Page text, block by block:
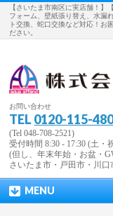
【さいたま市南区に実店舗！】
フォーム、壁紙張り替え、水漏
ト交換、蛇口交換など対応！お
ださい。
お問い合わせ
TEL 0120-115-
(Tel 048-708-2521)
受付時間 8:30 - 17:30 (土・
(但し、年末年始・お盆・
さいたま市・戸田市・川
MENU